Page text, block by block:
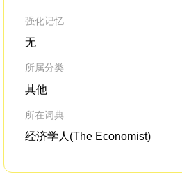
强化记忆
无
所属分类
其他
所在词典
经济学人(The Economist)